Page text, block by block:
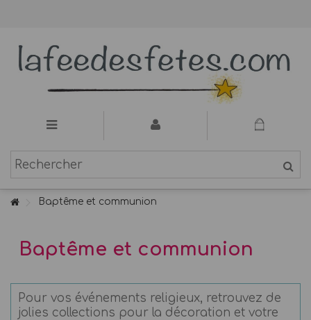
Baptême et communion
Baptême et communion
Pour vos événements religieux, retrouvez de
jolies collections pour la décoration et votre